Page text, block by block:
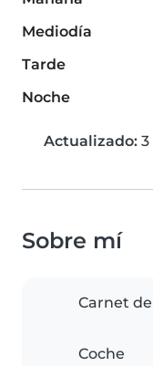
Mediodía
Tarde
Noche
Actualizado: 3
Sobre mí
Carnet
Coche